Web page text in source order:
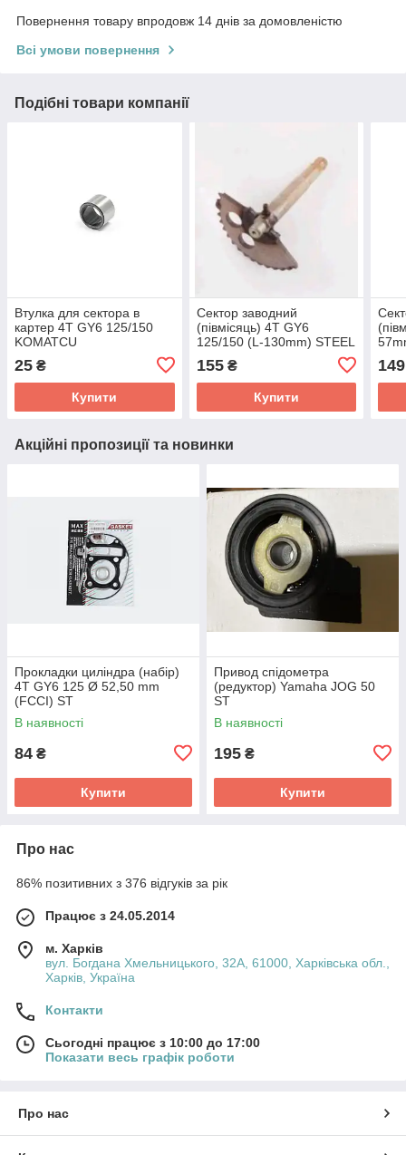
Повернення товару впродовж 14 днів за домовленістю
Всі умови повернення
Подібні товари компанії
Втулка для сектора в
картер 4T GY6 125/150
KOMATCU
25 ₴
Купити
Сектор заводний
(півмісяць) 4T GY6
125/150 (L-130mm) STEEL
155₴
Купити
149
Акційні пропозиції та новинки
Прокладки циліндра (набір)
4T GY6 125 Ø 52,50 mm
(FCCI) ST
В наявності
84 ₴
Купити
Привод спідометра
(редуктор) Yamaha JOG 50
ST
В наявності
195 ₴
Купити
Про нас
86% позитивних з 376 відгуків за рік
Працює з 24.05.2014
м. Харків
вул. Богдана Хмельницького, 32А, 61000, Харківська обл.,
Харків, Україна
Контакти
Сьогодні працює з 10:00 до 17:00
Показати весь графік роботи
Про нас